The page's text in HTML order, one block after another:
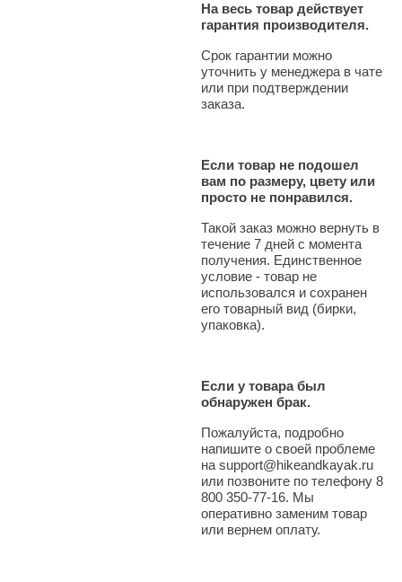
На весь товар действует
гарантия производителя.
Срок гарантии можно
уточнить у менеджера в чате
или при подтверждении
заказа.
Если товар не подошел
вам по размеру, цвету или
просто не понравился.
Такой заказ можно вернуть в
течение 7 дней с момента
получения. Единственное
условие - товар не
использовался и сохранен
его товарный вид (бирки,
упаковка).
Если у товара был
обнаружен брак.
Пожалуйста, подробно
напишите о своей проблеме
на support@hikeandkayak.ru
или позвоните по телефону 8
800 350-77-16. Мы
оперативно заменим товар
или вернем оплату.